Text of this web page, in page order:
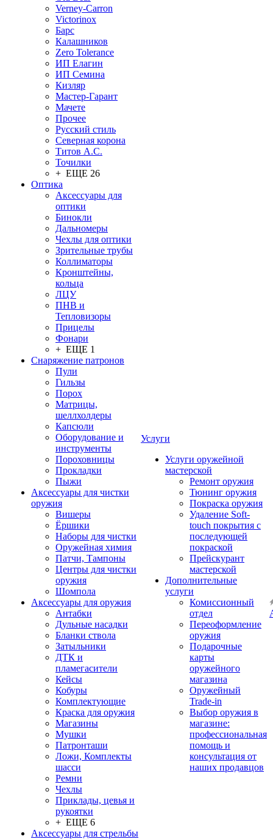
Verney-Carron
Victorinox
Барс
Калашников
Zero Tolerance
ИП Елагин
ИП Семина
Кизляр
Мастер-Гарант
Мачете
Прочее
Русский стиль
Северная корона
Титов А.С.
Точилки
+ ЕЩЕ 26
Оптика
Аксессуары для
оптики
Бинокли
Дальномеры
Чехлы для оптики
Зрительные трубы
Коллиматоры
Кронштейны,
кольца
ЛЦУ
ПНВ и
Тепловизоры
Прицелы
Фонари
+ ЕЩЕ 1
Снаряжение патронов
Пули
Гильзы
Порох
Матрицы,
шеллхолдеры
Капсюли
Оборудование и
инструменты
Пороховницы
Прокладки
Пыжи
Аксессуары для чистки
оружия
Вишеры
Ёршики
Наборы для чистки
Оружейная химия
Патчи, Тампоны
Центры для чистки
оружия
Шомпола
Аксессуары для оружия
Антабки
Дульные насадки
Бланки ствола
Затыльники
ДТК и
пламегасители
Кейсы
Кобуры
Комплектующие
Краска для оружия
Магазины
Мушки
Патронташи
Ложи, Комплекты
шасси
Ремни
Чехлы
Приклады, цевья и
рукоятки
+ ЕЩЕ 6
Аксессуары для стрельбы
Услуги
Услуги оружейной
мастерской
Ремонт оружия
Тюнинг оружия
Покраска оружия
Удаление Soft-
touch покрытия с
последующей
покраской
Прейскурант
мастерской
Дополнительные
услуги
Комиссионный
отдел
Переоформление
оружия
Подарочные
карты
оружейного
магазина
Оружейный
Trade-in
Выбор оружия в
магазине:
профессиональная
помощь и
консультация от
наших продавцов